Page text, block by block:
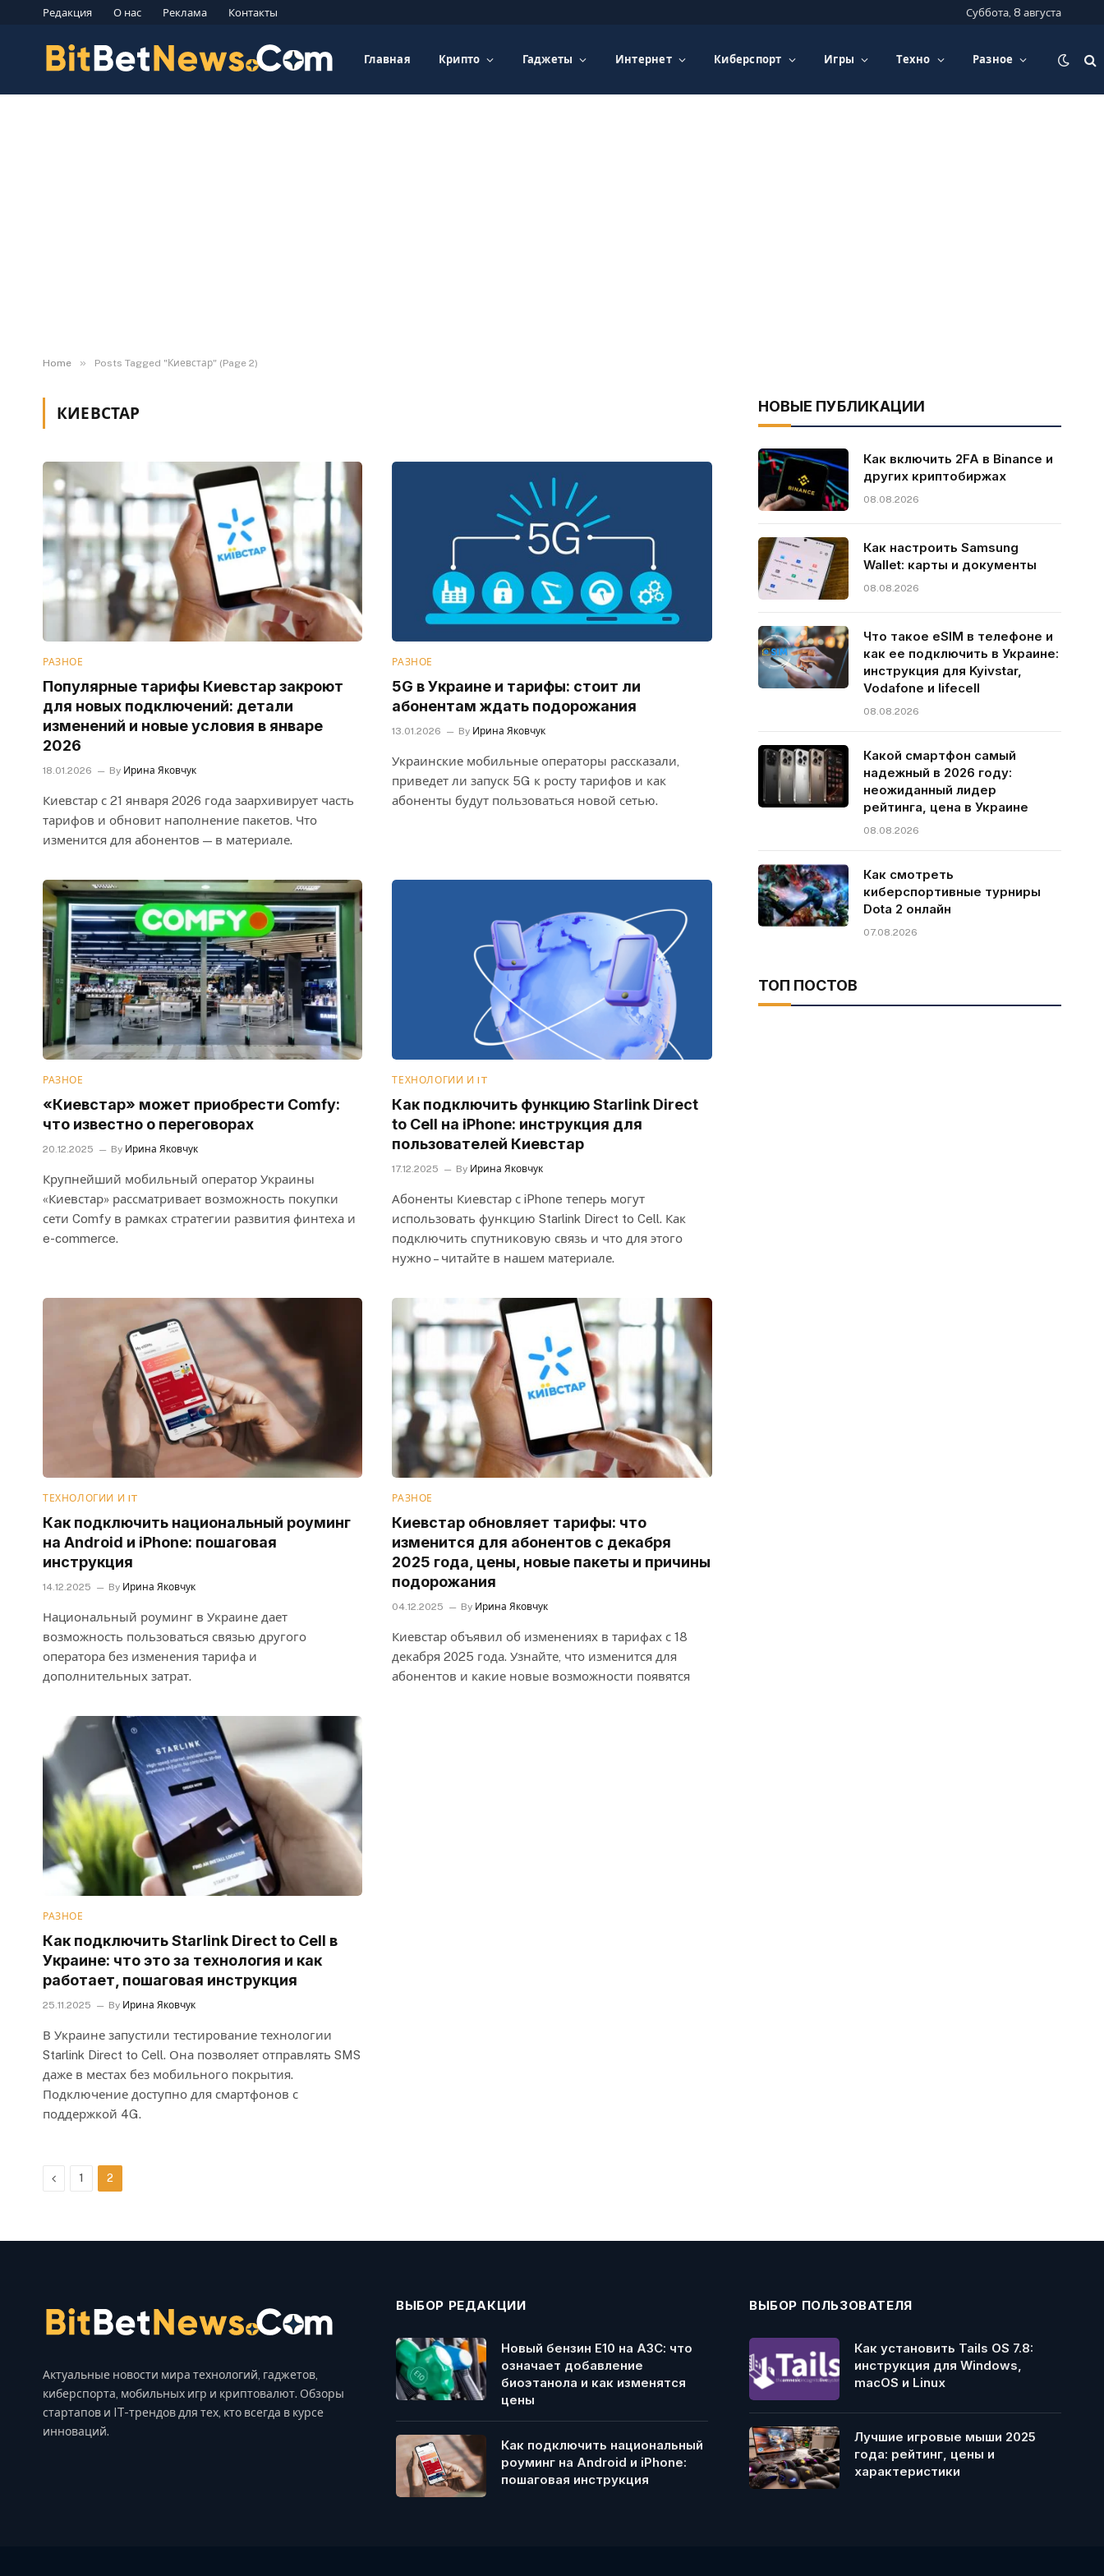
Редакция О нас Реклама Контакты Суббота, 8 августа
Главная Крипто Гаджеты Интернет Киберспорт Игры Техно Разное
Home » Posts Tagged "Киевстар" (Page 2)
КИЕВСТАР
РАЗНОЕ
Популярные тарифы Киевстар закроют
для новых подключений: детали
изменений и новые условия в январе
2026
18.01.2026 By Ирина Яковчук
Киевстар с 21 января 2026 года заархивирует часть
тарифов и обновит наполнение пакетов. Что
изменится для абонентов — в материале.
РАЗНОЕ
5G в Украине и тарифы: стоит ли
абонентам ждать подорожания
13.01.2026 By Ирина Яковчук
Украинские мобильные операторы рассказали,
приведет ли запуск 5G к росту тарифов и как
абоненты будут пользоваться новой сетью.
РАЗНОЕ
«Киевстар» может приобрести Comfy:
что известно о переговорах
20.12.2025 By Ирина Яковчук
Крупнейший мобильный оператор Украины
«Киевстар» рассматривает возможность покупки
сети Comfy в рамках стратегии развития финтеха и
e-commerce.
ТЕХНОЛОГИИ И IT
Как подключить функцию Starlink Direct
to Cell на iPhone: инструкция для
пользователей Киевстар
17.12.2025 By Ирина Яковчук
Абоненты Киевстар с iPhone теперь могут
использовать функцию Starlink Direct to Cell. Как
подключить спутниковую связь и что для этого
нужно – читайте в нашем материале.
ТЕХНОЛОГИИ И IT
Как подключить национальный роуминг
на Android и iPhone: пошаговая
инструкция
14.12.2025 By Ирина Яковчук
Национальный роуминг в Украине дает
возможность пользоваться связью другого
оператора без изменения тарифа и
дополнительных затрат.
РАЗНОЕ
Киевстар обновляет тарифы: что
изменится для абонентов с декабря
2025 года, цены, новые пакеты и причины
подорожания
04.12.2025 By Ирина Яковчук
Киевстар объявил об изменениях в тарифах с 18
декабря 2025 года. Узнайте, что изменится для
абонентов и какие новые возможности появятся
РАЗНОЕ
Как подключить Starlink Direct to Cell в
Украине: что это за технология и как
работает, пошаговая инструкция
25.11.2025 By Ирина Яковчук
В Украине запустили тестирование технологии
Starlink Direct to Cell. Она позволяет отправлять SMS
даже в местах без мобильного покрытия.
Подключение доступно для смартфонов с
поддержкой 4G.
Previous
1 2
НОВЫЕ ПУБЛИКАЦИИ
Как включить 2FA в Binance и
других криптобиржах
08.08.2026
Как настроить Samsung
Wallet: карты и документы
08.08.2026
Что такое eSIM в телефоне и
как ее подключить в Украине:
инструкция для Kyivstar,
Vodafone и lifecell
08.08.2026
Какой смартфон самый
надежный в 2026 году:
неожиданный лидер
рейтинга, цена в Украине
08.08.2026
Как смотреть
киберспортивные турниры
Dota 2 онлайн
07.08.2026
ТОП ПОСТОВ
Актуальные новости мира технологий, гаджетов,
киберспорта, мобильных игр и криптовалют. Обзоры
стартапов и IT-трендов для тех, кто всегда в курсе
инноваций.
ВЫБОР РЕДАКЦИИ
Новый бензин Е10 на АЗС: что
означает добавление
биоэтанола и как изменятся
цены
Как подключить национальный
роуминг на Android и iPhone:
пошаговая инструкция
ВЫБОР ПОЛЬЗОВАТЕЛЯ
Как установить Tails OS 7.8:
инструкция для Windows,
macOS и Linux
Лучшие игровые мыши 2025
года: рейтинг, цены и
характеристики